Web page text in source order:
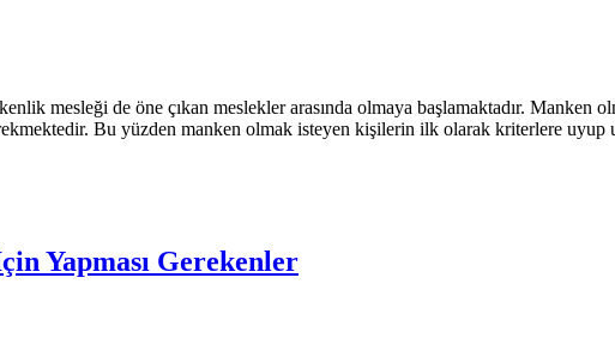
mesleği de öne çıkan meslekler arasında olmaya başlamaktadır. Manken
Bu yüzden manken olmak isteyen kişilerin ilk olarak kriterlere uyup
Yapması Gerekenler